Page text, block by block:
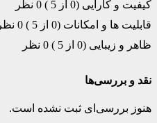
کیفیت و کارایی (0 از 5 )
0 نظر
قابلیت ها و امکانات (0 از 5 )
0 نظر
ظاهر و زیبایی (0 از 5 )
0 نظر
نقد و بررسی‌ها
هنوز بررسی‌ای ثبت نشده است.